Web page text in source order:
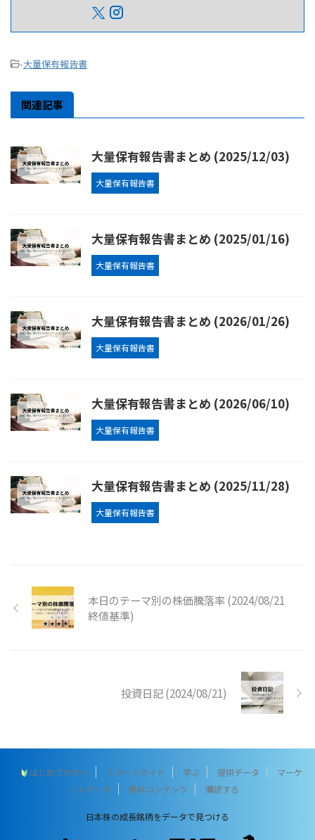
-大量保有報告書
関連記事
大量保有報告書まとめ (2025/12/03)
大量保有報告書
大量保有報告書まとめ (2025/01/16)
大量保有報告書
大量保有報告書まとめ (2026/01/26)
大量保有報告書
大量保有報告書まとめ (2026/06/10)
大量保有報告書
大量保有報告書まとめ (2025/11/28)
大量保有報告書
本日のテーマ別の株価騰落率 (2024/08/21
終値基準)
投資日記 (2024/08/21)
はじめての方へ スタートガイド 学ぶ 提供データ
マーケ
ットデータ
無料コンテンツ 購読する
日本株の成長銘柄をデータで見つける